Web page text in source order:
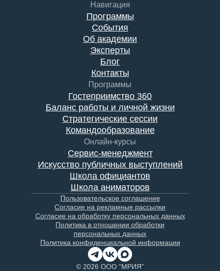
Навигация
Программы
События
Об академии
Эксперты
Блог
Контакты
Программы
Гостеприимство 360
Баланс работы и личной жизни
Стратегические сессии
Командообразование
Онлайн-курсы
Сервис-менеджмент
Искусство публичных выступлений
Школа официантов
Школа аниматоров
Пользовательское соглашение
Согласие на рекламные рассылки
Согласие на обработку персональных данных
Политика в отношении обработки
персональных данных
Политика конфиденциальной информации
© 2026 ООО “МРИЯ”